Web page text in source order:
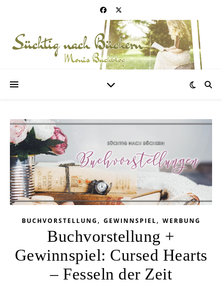
BUCHVORSTELLUNG , GEWINNSPIEL, WERBUNG
Buchvorstellung +
Gewinnspiel: Cursed Hearts
– Fesseln der Zeit